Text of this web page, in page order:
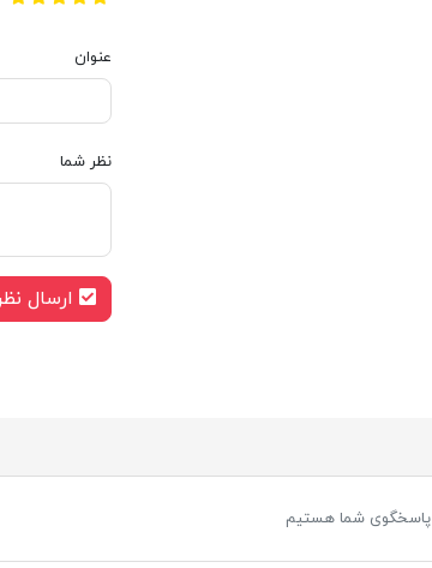
عنوان
نظر شما
ارسال
پاسخگوی شما هستیم